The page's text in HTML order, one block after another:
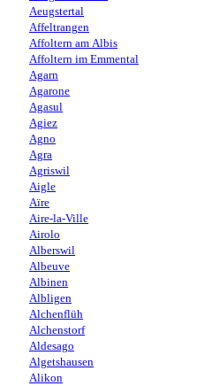
Aeugstertal
Affeltrangen
Affoltern am Albis
Affoltern im Emmental
Agarn
Agarone
Agasul
Agiez
Agno
Agra
Agriswil
Aigle
Aïre
Aire-la-Ville
Airolo
Alberswil
Albeuve
Albinen
Albligen
Alchenflüh
Alchenstorf
Aldesago
Algetshausen
Alikon